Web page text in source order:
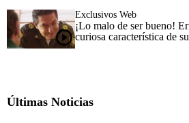
Exclusivos Web
¡Lo malo de ser bueno!
curiosa característica de
Últimas Noticias